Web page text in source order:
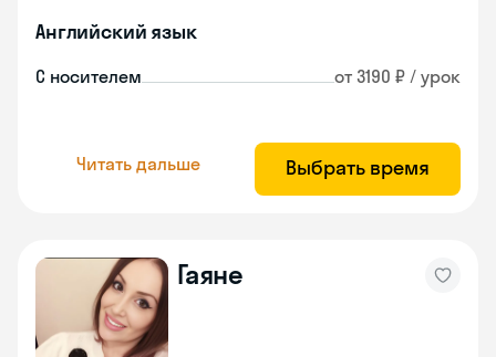
Английский язык
С носителем от 3190 ₽ / урок
Читать дальше Выбрать время
Гаяне